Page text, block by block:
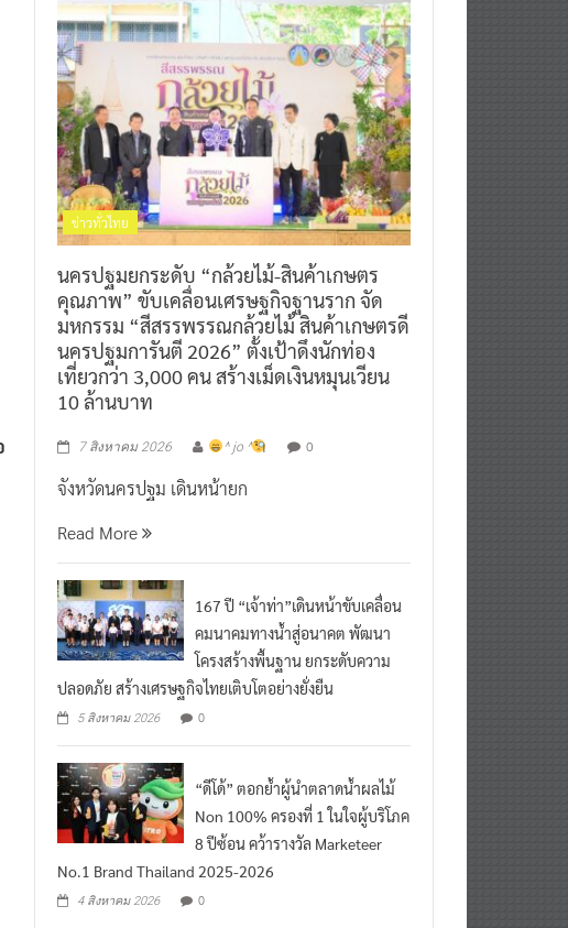
ข่าวทั่วไทย
นครปฐมยกระดับ “กล้วยไม้-สินค้าเกษตร
คุณภาพ” ขับเคลื่อนเศรษฐกิจฐานราก จัด
มหกรรม “สีสรรพรรณกล้วยไม้ สินค้าเกษตรดี
นครปฐมการันตี 2026” ตั้งเป้าดึงนักท่อง
เที่ยวกว่า 3,000 คน สร้างเม็ดเงินหมุนเวียน
10 ล้านบาท
167 ปี “เจ้าท่า”เดินหน้าขับเคลื่อน
คมนาคมทางน้ำสู่อนาคต พัฒนา
โครงสร้างพื้นฐาน ยกระดับความ
ปลอดภัย สร้างเศรษฐกิจไทยเติบโตอย่างยั่งยืน
0
Non 100% ครองที่ 1 ในใจผู้บริโภค
8 ปีซ้อน คว้ารางวัล Marketeer
No.1 Brand Thailand 2025-2026
0